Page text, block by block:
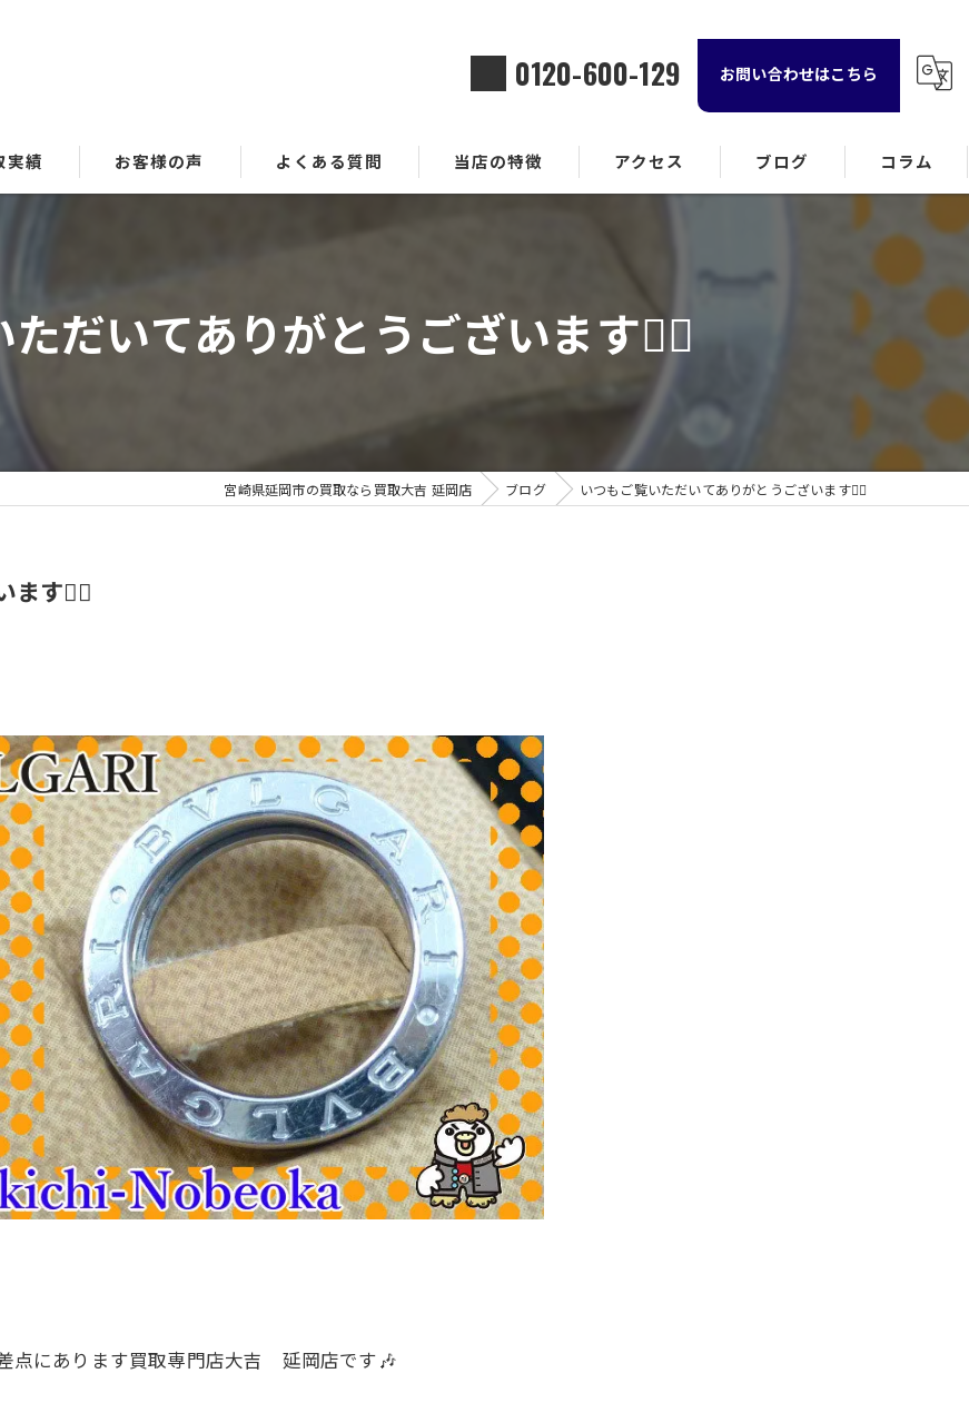
0120-600-129 お問い合わせはこちら
実績 お客様の声 よくある質問 当店の特徴
時計
アクセス ブログ コラム
だいてありがとうございます🙇‍♂️
宮崎県延岡市の買取なら買取大吉 延岡店 ブログ いつもご覧いただいてありがとうございます🙇‍♂️
ます🙇‍♂️
点にあります買取専門店大吉 延岡店です🎶